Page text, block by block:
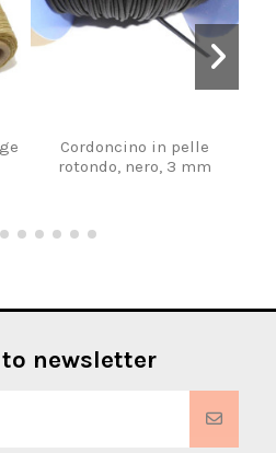
Cordoncino in pelle
rotondo, nero, 3 mm
newsletter